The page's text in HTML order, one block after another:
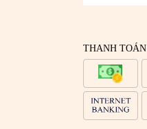
THANH TOÁN